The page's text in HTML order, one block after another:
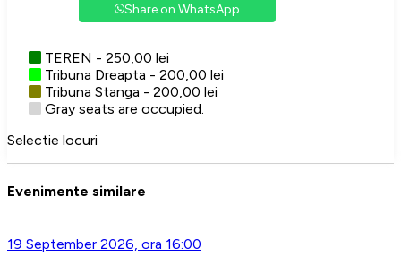
Share on WhatsApp
TEREN - 250,00 lei
Tribuna Dreapta - 200,00 lei
Tribuna Stanga - 200,00 lei
Gray seats are occupied.
Selectie locuri
Evenimente similare
19 September 2026, ora 16:00